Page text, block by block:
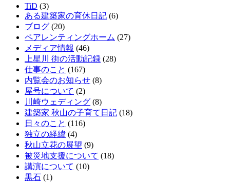
TiD (3)
ある建築家の育休日記 (6)
ブログ (20)
ペアレンティングホーム (27)
メディア情報 (46)
上星川 街の活動記録 (28)
仕事のこと (167)
内覧会のお知らせ (8)
屋号について (2)
川崎ウェディング (8)
建築家 秋山の子育て日記 (18)
日々のこと (116)
独立の経緯 (4)
秋山立花の展望 (9)
被災地支援について (18)
講演について (10)
黒石 (1)